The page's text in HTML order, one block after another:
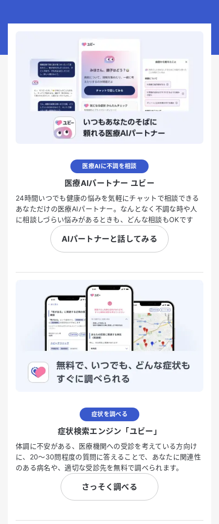
医療AIに不調を相談
医療AIパートナー ユビー
24時間いつでも健康の悩みを気軽にチャットで相談できる
あなただけの医療AIパートナー。なんとなく不調な時や人
に相談しづらい悩みがあるときも、どんな相談もOKです
AIパートナーと話してみる
症状を調べる
症状検索エンジン「ユビー」
体調に不安がある、医療機関への受診を考えている方向け
に、20〜30問程度の質問に答えることで、あなたに関連性
のある病名や、適切な受診先を無料で調べられます。
さっそく調べる